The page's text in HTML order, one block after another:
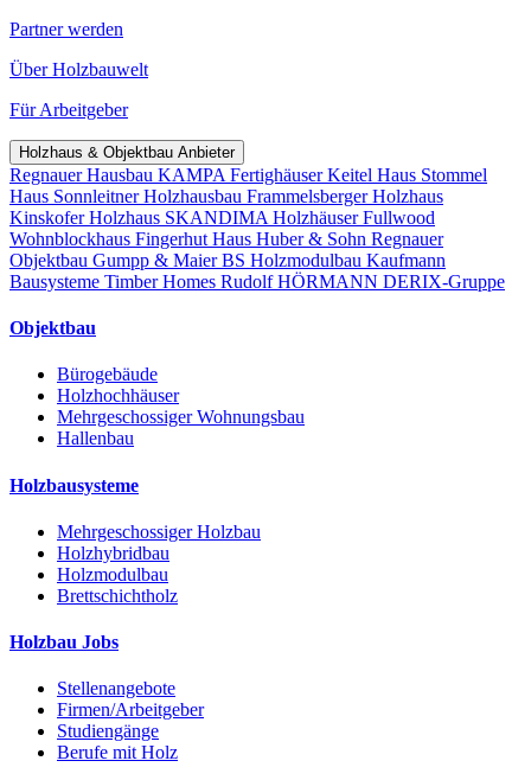
Partner werden
Über Holzbauwelt
Für Arbeitgeber
Holzhaus & Objektbau Anbieter
Regnauer Hausbau KAMPA FertighäuserKeitel Haus Stommel
Haus Sonnleitner Holzhausbau Frammelsberger Holzhaus
Kinskofer Holzhaus SKANDIMA HolzhäuserFullwood
Wohnblockhaus Fingerhut Haus Huber & Sohn Regnauer
Objektbau Gumpp & MaierBS Holzmodulbau Kaufmann
Bausysteme Timber Homes Rudolf HÖRMANN DERIX-Gruppe
Objektbau
Bürogebäude
Holzhochhäuser
Mehrgeschossiger Wohnungsbau
Hallenbau
Holzbausysteme
Mehrgeschossiger Holzbau
Holzhybridbau
Holzmodulbau
Brettschichtholz
Holzbau Jobs
Stellenangebote
Firmen/Arbeitgeber
Studiengänge
Berufe mit Holz